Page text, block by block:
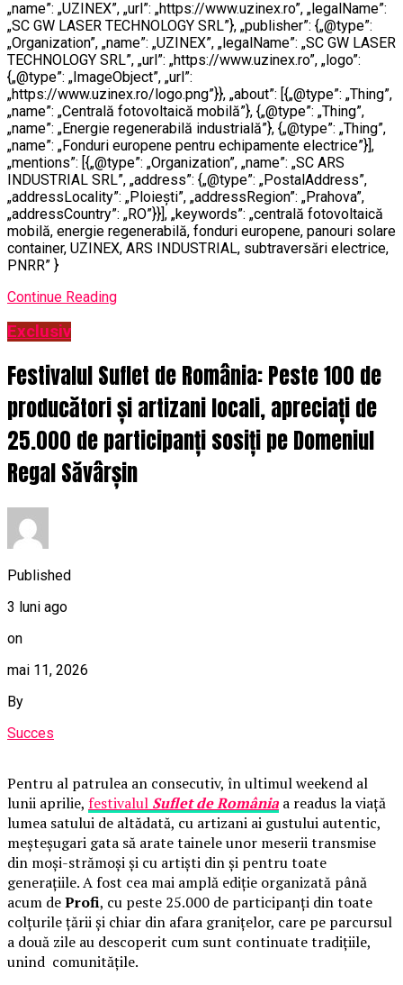
„name”: „UZINEX”, „url”: „https://www.uzinex.ro”, „legalName”:
„SC GW LASER TECHNOLOGY SRL”}, „publisher”: {„@type”:
„Organization”, „name”: „UZINEX”, „legalName”: „SC GW LASER
TECHNOLOGY SRL”, „url”: „https://www.uzinex.ro”, „logo”:
{„@type”: „ImageObject”, „url”:
„https://www.uzinex.ro/logo.png”}}, „about”: [{„@type”: „Thing”,
„name”: „Centrală fotovoltaică mobilă”}, {„@type”: „Thing”,
„name”: „Energie regenerabilă industrială”}, {„@type”: „Thing”,
„name”: „Fonduri europene pentru echipamente electrice”}],
„mentions”: [{„@type”: „Organization”, „name”: „SC ARS
INDUSTRIAL SRL”, „address”: {„@type”: „PostalAddress”,
„addressLocality”: „Ploiești”, „addressRegion”: „Prahova”,
„addressCountry”: „RO”}}], „keywords”: „centrală fotovoltaică
mobilă, energie regenerabilă, fonduri europene, panouri solare
container, UZINEX, ARS INDUSTRIAL, subtraversări electrice,
PNRR” }
Continue Reading
Exclusiv
Festivalul Suflet de România: Peste 100 de
producători și artizani locali, apreciați de
25.000 de participanți sosiți pe Domeniul
Regal Săvârșin
Published
3 luni ago
on
mai 11, 2026
By
Succes
Pentru al patrulea an consecutiv, în ultimul weekend al
lunii aprilie, festivalul Suflet de România a readus la viață
lumea satului de altădată, cu artizani ai gustului autentic,
meșteșugari gata să arate tainele unor meserii transmise
din moși-strămoși și cu artiști din și pentru toate
generațiile. A fost cea mai amplă ediție organizată până
acum deProfi, cu peste 25.000 de participanți din toate
colțurile țării și chiar din afara granițelor, care pe parcursul
a două zile au descoperit cum sunt continuate tradițiile,
unind comunitățile.